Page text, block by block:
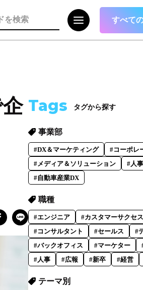
すべて
面接で転職理由はどう話すべき？面接
が聞きたい、模範解答ではない「本音
2023.08.01
Tags タグから探す
事業部
#DX＆マーケティング
#コーポレ
#メディア＆ソリューション
#人
#自動車産業DX
職種
#エンジニア
#カスタマーサクセス
#コンサルタント
#セールス
#
#バックオフィス
#マーケター
#人事
#広報 #新卒 #経営
テーマ別